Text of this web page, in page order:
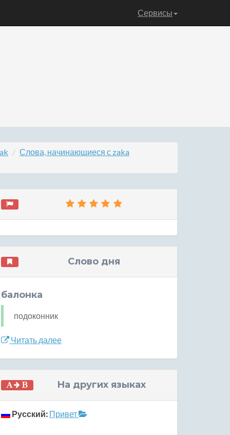
Сервисы
Слова, начинающиеся с zaka
Слово дня
балонка
подоконник
Читать далее
На других языках
Русский: Привет